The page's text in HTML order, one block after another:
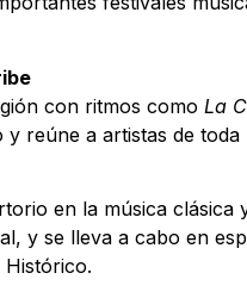
con ritmos como La
reúne a artistas de
en la música clásica
y se lleva a cabo en
Histórico.